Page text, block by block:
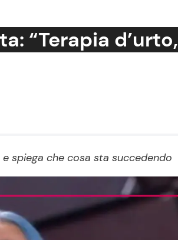
Le Ricette in TV
Primi Piatti
Ricette Facili e Veloci
Ricette Feste
“Terapia d’urto,
spiega che cosa sta succedendo